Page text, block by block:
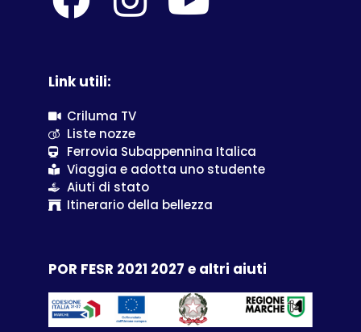
Link utili:
Criluma TV
Liste nozze
Ferrovia Subappennina Italica
Viaggia e adotta uno studente
Aiuti di stato
Itinerario della bellezza
POR FESR 2021 2027 e altri aiuti